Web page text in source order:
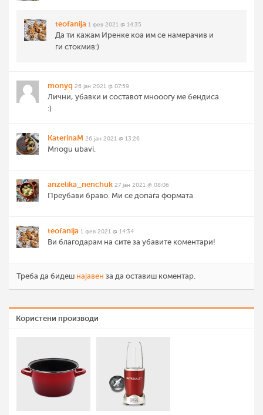
teofanija 1 фев 2021 @ 14:35
Да ти кажам Иренке коа им се намерачив и
ги стокмив:)
monyq 26 јан 2021 @ 07:59
Лични, убавки и составот мнооогу ме бендиса
:)
KaterinaM 26 јан 2021 @ 13:26
Mnogu ubavi.
anzelika_nenchuk 27 јан 2021 @ 08:06
Преубави браво. Ми се допаѓа формата
teofanija 1 фев 2021 @ 14:34
Ви благодарам на сите за убавите коментари!
Треба да бидеш најавен за да оставиш коментар.
Користени производи